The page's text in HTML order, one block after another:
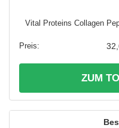
Vital Proteins Collagen
ZUM